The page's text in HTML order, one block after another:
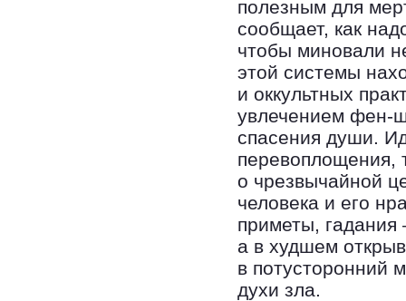
полезным для
сообщает, как
чтобы миновали
этой системы
и оккультных
увлечением фен-
спасения души.
перевоплощения,
о чрезвычайной
человека и его
приметы, гадания
а в худшем
в потусторонний
духи зла.